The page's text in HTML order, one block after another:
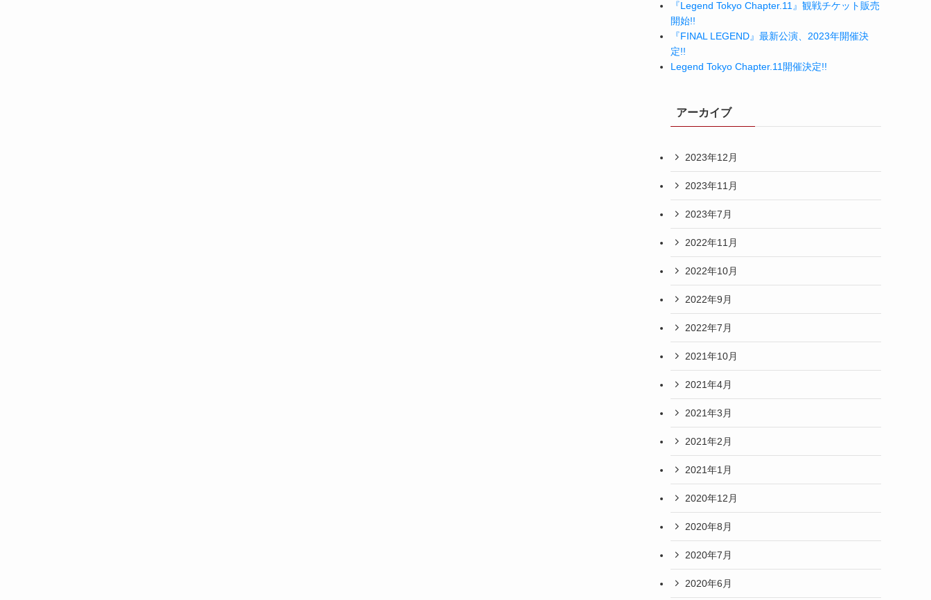
『Legend Tokyo Chapter.11』観戦チケット販売
開始!!
『FINAL LEGEND』最新公演、2023年開催決
定!!
Legend Tokyo Chapter.11開催決定!!
アーカイブ
2023年12月
2023年11月
2023年7月
2022年11月
2022年10月
2022年9月
2022年7月
2021年10月
2021年4月
2021年3月
2021年2月
2021年1月
2020年12月
2020年8月
2020年7月
2020年6月